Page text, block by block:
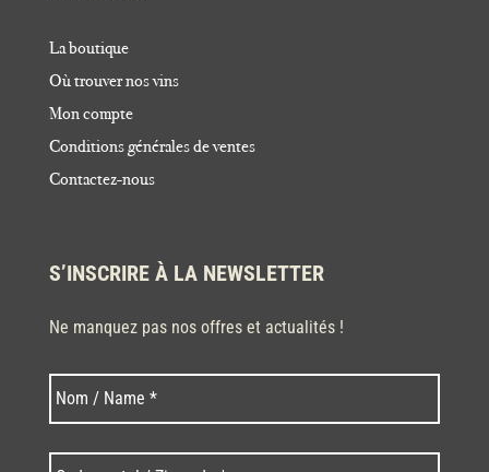
La boutique
Où trouver nos vins
Mon compte
Conditions générales de ventes
Contactez-nous
S’INSCRIRE À LA NEWSLETTER
Ne manquez pas nos offres et actualités !
Nom * Nom